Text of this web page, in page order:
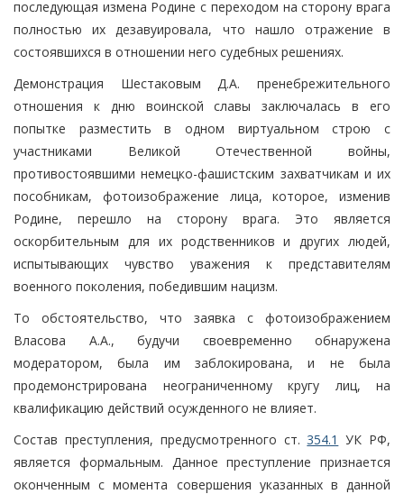
последующая измена Родине с переходом на сторону врага
полностью их дезавуировала, что нашло отражение в
состоявшихся в отношении него судебных решениях.
Демонстрация Шестаковым Д.А. пренебрежительного
отношения к дню воинской славы заключалась в его
попытке разместить в одном виртуальном строю с
участниками Великой Отечественной войны,
противостоявшими немецко-фашистским захватчикам и их
пособникам, фотоизображение лица, которое, изменив
Родине, перешло на сторону врага. Это является
оскорбительным для их родственников и других людей,
испытывающих чувство уважения к представителям
военного поколения, победившим нацизм.
То обстоятельство, что заявка с фотоизображением
Власова А.А., будучи своевременно обнаружена
модератором, была им заблокирована, и не была
продемонстрирована неограниченному кругу лиц, на
квалификацию действий осужденного не влияет.
Состав преступления, предусмотренного ст.354.1 УК РФ,
является формальным. Данное преступление признается
оконченным с момента совершения указанных в данной